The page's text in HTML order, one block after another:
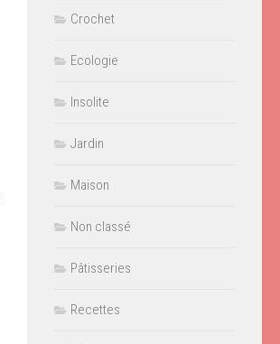
Crochet
Ecologie
Insolite
Jardin
Maison
Non classé
Pâtisseries
Recettes